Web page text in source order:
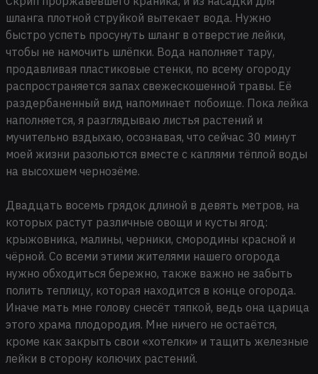
шланга плотной струйкой вытекает вода. Нужно
быстро успеть просунуть шланг в отверстие лейки,
чтобы не намочить шлёпки. Вода наполняет тару,
продавливая пластиковые стенки, по всему огороду
распространяется запах свежескошенной травы. Её
раздербаненный вид напоминает побоище. Пока лейка
наполняется, я разглядываю листья растений и
мучительно вздыхаю, осознавая, что сейчас 30 минут
моей жизни разольются вместе с каплями тёплой воды
на высохшем чернозёме.
Двадцать восемь грядок длиной в девять метров, на
которых растут различные овощи и кусты ягод:
крыжовника, малины, черники, смородины красной и
чёрной. Со всеми этими жителями нашего огорода
нужно обходиться бережно, также важно не забыть
полить теплицу, которая находится в конце огорода.
Иначе мать мне голову снесёт тяпкой, ведь она царица
этого храма плодородия. Мне ничего не остаётся,
кроме как закрыть свои «хотелки» и тащить железные
лейки в сторону колючих растений.